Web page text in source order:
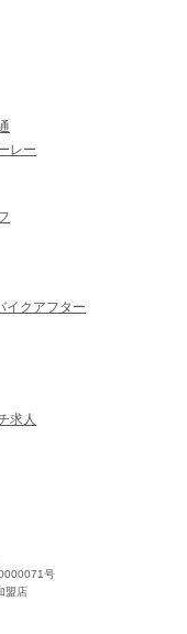
レー
イクアフター
求人
号
盟店